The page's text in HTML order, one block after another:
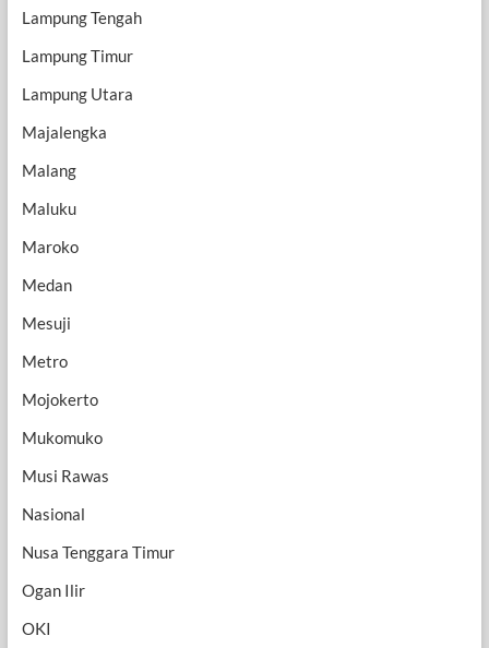
Lampung Tengah
Lampung Timur
Lampung Utara
Majalengka
Malang
Maluku
Maroko
Medan
Mesuji
Metro
Mojokerto
Mukomuko
Musi Rawas
Nasional
Nusa Tenggara Timur
Ogan Ilir
OKI